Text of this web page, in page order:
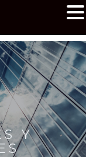
Y